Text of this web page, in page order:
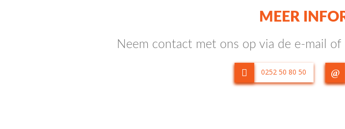
MEER
Neem contact met ons op via de e-mail
0252 50 80 50